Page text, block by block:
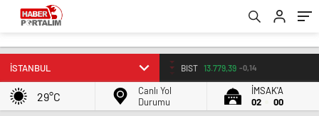
BIST 13.779,39 -0,14
29°C
Canlı Yol
Durumu
İMSAK'A
02
00